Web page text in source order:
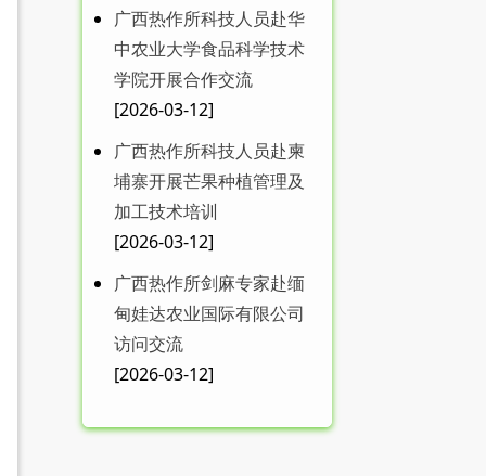
MDPI 特刊征稿|广西热作
所在food...
广西热作所召开送培博士
工作学习汇报会
广西热作所科技人员赴华
中农业大学食品科学技术
学院开展合作交流
[2026-03-12]
广西热作所科技人员赴柬
埔寨开展芒果种植管理及
加工技术培训
[2026-03-12]
广西热作所剑麻专家赴缅
甸娃达农业国际有限公司
访问交流
[2026-03-12]